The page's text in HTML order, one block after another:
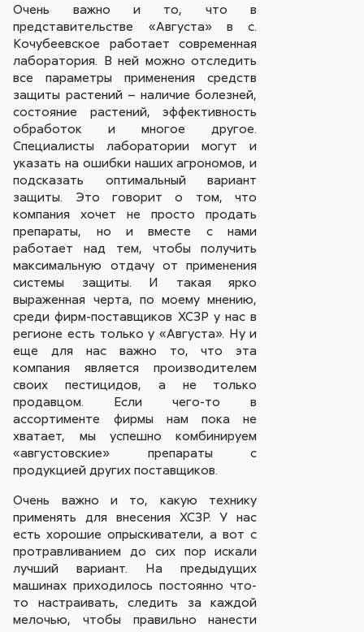
Очень важно и то, что в
представительстве «Августа» в с.
Кочубеевское работает современная
лаборатория. В ней можно отследить
все параметры применения средств
защиты растений – наличие болезней,
состояние растений, эффективность
обработок и многое другое.
Специалисты лаборатории могут и
указать на ошибки наших агрономов, и
подсказать оптимальный вариант
защиты. Это говорит о том, что
компания хочет не просто продать
препараты, но и вместе с нами
работает над тем, чтобы получить
максимальную отдачу от применения
системы защиты. И такая ярко
выраженная черта, по моему мнению,
среди фирм-поставщиков ХСЗР у нас в
регионе есть только у «Августа». Ну и
еще для нас важно то, что эта
компания является производителем
своих пестицидов, а не только
продавцом. Если чего-то в
ассортименте фирмы нам пока не
хватает, мы успешно комбинируем
«августовские» препараты с
продукцией других поставщиков.
Очень важно и то, какую технику
применять для внесения ХСЗР. У нас
есть хорошие опрыскиватели, а вот с
протравливанием до сих пор искали
лучший вариант. На предыдущих
машинах приходилось постоянно что-
то настраивать, следить за каждой
мелочью, чтобы правильно нанести